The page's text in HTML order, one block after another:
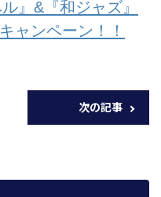
』&『和ジャズ』
ャンペーン！！
次の記事